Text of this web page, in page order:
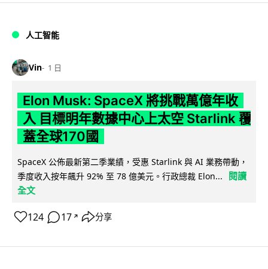
人工智能
Vin 1 日
Elon Musk: SpaceX 將挑戰萬億年收
入 目標明年數據中心上太空 Starlink 覆
蓋全球170國
SpaceX 公佈最新第二季業績，受惠 Starlink 與 AI 業務帶動，
季度收入按年飆升 92% 至 78 億美元。行政總裁 Elon...
閱讀
全文
124 17 ↗ 分享